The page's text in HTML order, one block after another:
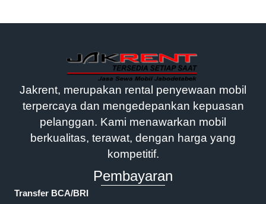
Jakrent, merupakan rental penyewaan mobil
terpercaya dan mengedepankan kepuasan
pelanggan. Kami menawarkan mobil
berkualitas, terawat, dengan harga yang
kompetitif.
Pembayaran
Transfer BCA/BRI